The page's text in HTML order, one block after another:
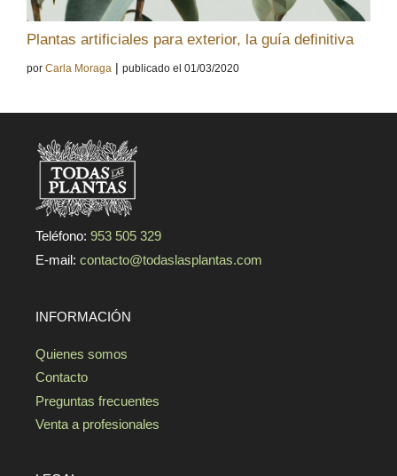
Plantas artificiales para exterior, la guía definitiva
por Carla Moraga | publicado el 01/03/2020
Teléfono: 953 505 329
E-mail: contacto@todaslasplantas.com
INFORMACIÓN
Quienes somos
Contacto
Preguntas frecuentes
Venta a profesionales